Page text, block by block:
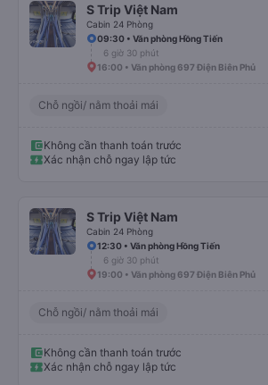
S Trip Việt Nam
Cabin 24 Phòng
09:30 • Văn phòng Hồng Tiến
6 giờ 30 phút
16:00 • Văn phòng 697 Điện Biên Phủ
Chỗ ngồi/ nằm thoải mái
Không cần thanh toán trước
Xác nhận chỗ ngay lập tức
S Trip Việt Nam
Cabin 24 Phòng
12:30 • Văn phòng Hồng Tiến
6 giờ 30 phút
19:00 • Văn phòng 697 Điện Biên Phủ
Chỗ ngồi/ nằm thoải mái
Không cần thanh toán trước
Xác nhận chỗ ngay lập tức